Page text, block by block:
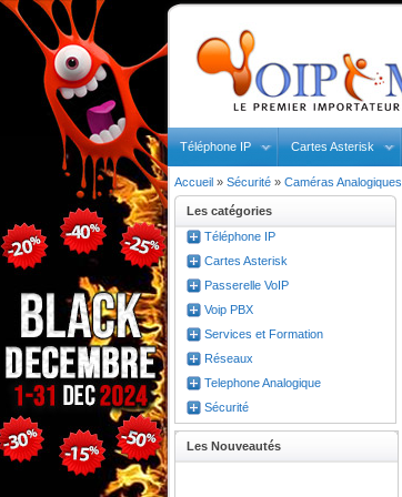
Téléphone IP Cartes Asterisk
Accueil» Sécurité» Caméras Analogiques
Les catégories
Téléphone IP
Cartes Asterisk
Passerelle VoIP
Voip PBX
Services et Formation
Réseaux
Telephone Analogique
Sécurité
Les Nouveautés